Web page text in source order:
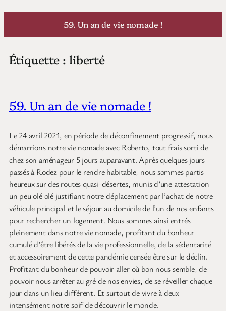
Aller
59. Un an de vie nomade !
Étiquette : liberté
59. Un an de vie nomade !
Le 24 avril 2021, en période de déconfinement progressif, nous
démarrions notre vie nomade avec Roberto, tout frais sorti de
chez son aménageur 5 jours auparavant. Après quelques jours
passés à Rodez pour le rendre habitable, nous sommes partis
heureux sur des routes quasi-désertes, munis d’une attestation
un peu olé olé justifiant notre déplacement par l’achat de notre
véhicule principal et le séjour au domicile de l’un de nos enfants
pour rechercher un logement. Nous sommes ainsi entrés
pleinement dans notre vie nomade, profitant du bonheur
cumulé d’être libérés de la vie professionnelle, de la sédentarité
et accessoirement de cette pandémie censée être sur le déclin.
Profitant du bonheur de pouvoir aller où bon nous semble, de
pouvoir nous arrêter au gré de nos envies, de se réveiller chaque
jour dans un lieu différent. Et surtout de vivre à deux
intensément notre soif de découvrir le monde.